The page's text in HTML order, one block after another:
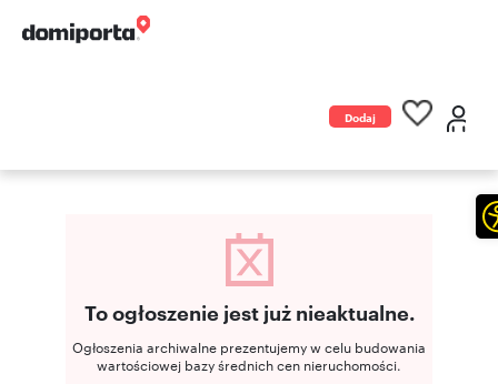
Dodaj
To ogłoszenie jest już nieaktualne.
Ogłoszenia archiwalne prezentujemy w celu budowania
wartościowej bazy średnich cen nieruchomości.